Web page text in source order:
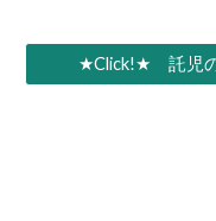
★Click!★ 託児の